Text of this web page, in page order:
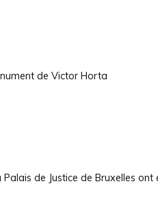
de Victor Horta
de Justice de Bruxelles